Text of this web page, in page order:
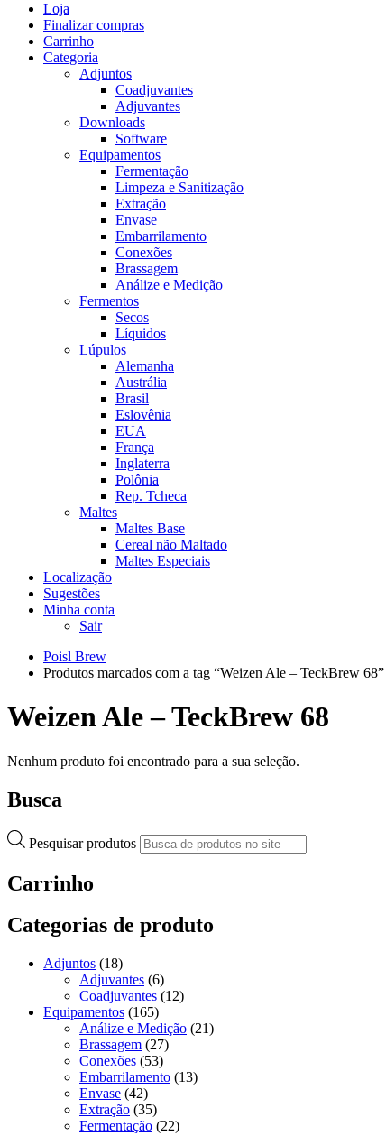
Loja
Finalizar compras
Carrinho
Categoria
Adjuntos
Coadjuvantes
Adjuvantes
Downloads
Software
Equipamentos
Fermentação
Limpeza e Sanitização
Extração
Envase
Embarrilamento
Conexões
Brassagem
Análize e Medição
Fermentos
Secos
Líquidos
Lúpulos
Alemanha
Austrália
Brasil
Eslovênia
EUA
França
Inglaterra
Polônia
Rep. Tcheca
Maltes
Maltes Base
Cereal não Maltado
Maltes Especiais
Localização
Sugestões
Minha conta
Sair
Poisl Brew
Produtos marcados com a tag “Weizen Ale – TeckBrew 68”
Weizen Ale – TeckBrew 68
Nenhum produto foi encontrado para a sua seleção.
Busca
Pesquisar produtos
Carrinho
Categorias de produto
Adjuntos (18)
Adjuvantes (6)
Coadjuvantes (12)
Equipamentos (165)
Análize e Medição (21)
Brassagem (27)
Conexões (53)
Embarrilamento (13)
Envase (42)
Extração (35)
Fermentação (22)